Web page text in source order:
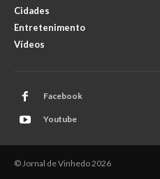
Cidades
Entretenimento
Vídeos
Facebook
Youtube
© Jornal de Vinhedo 2026